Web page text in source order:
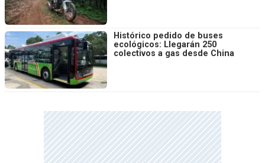
Histórico pedido de buses
ecológicos: Llegarán 250
colectivos a gas desde China